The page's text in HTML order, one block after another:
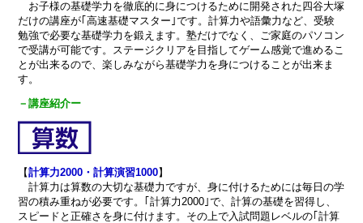
お子様の基礎学力を徹底的に身につけるために開発された四谷大塚
だけの講座が｢高速基礎マスター｣です。計算力や語彙力など、受験
勉強で必要な基礎学力を鍛えます。塾だけでなく、ご家庭のパソコン
で受講が可能です。ステージクリアを目指してゲーム感覚で進めるこ
とが出来るので、楽しみながら基礎学力を身につけることが出来ま
す。
－講座紹介ー
【計算力2000・計算演習1000】
計算力は算数の大切な基礎力ですが、身に付けるためには毎日の学
習の積み重ねが必要です。｢計算力2000｣で、計算の基礎を習得し、
スピードと正確さを身に付けます。その上で入試問題レベルの｢計算